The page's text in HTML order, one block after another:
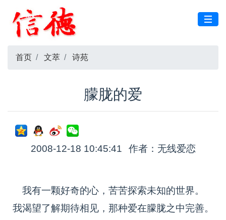
首页 文萃 诗苑
朦胧的爱
2008-12-18 10:45:41 作者：无线爱恋
我有一颗好奇的心，苦苦探索未知的世界。
我渴望了解期待相见，那种爱在朦胧之中完善。